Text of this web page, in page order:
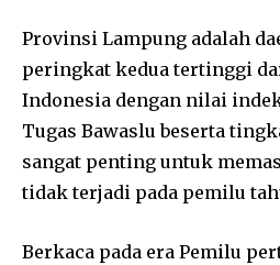
Provinsi Lampung adalah
peringkat kedua tertinggi
Indonesia dengan nilai
Tugas Bawaslu beserta
sangat penting untuk
tidak terjadi pada pemilu
Berkaca pada era Pemilu